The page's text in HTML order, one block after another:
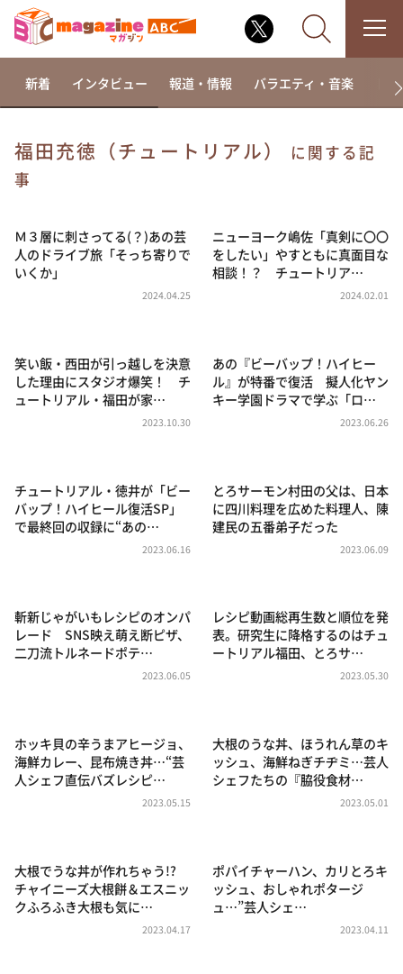
これ余談なんですけど・・・
～人生密着トークバラエティ！～ やすとものいたっ
河合＆A.B.C-Z塚田×福井アナ「なんでやねん！？」
（news おかえり）
DAIGOも台所 ～きょうの献立 何にする？～
教えて！ニュースライブ 正義のミカタ
ＬＩＦＥ～夢のカタチ～
ザキ山小屋本館
ぺこぱのまるスポ
新着 インタビュー 報道・情報 バラエティ・音楽 ド
福田充徳（チュートリアル）
に関する記
事
Ｍ３層に刺さってる(？)あの芸
人のドライブ旅「そっち寄りで
いくか」
2024.04.25
ニューヨーク嶋佐「真剣に〇〇
をしたい」やすともに真面目な
相談！？ チュートリア…
2024.02.01
笑い飯・西田が引っ越しを決意
した理由にスタジオ爆笑！ チ
ュートリアル・福田が家…
2023.10.30
あの『ビーバップ！ハイヒー
ル』が特番で復活 擬人化ヤン
キー学園ドラマで学ぶ「ロ…
2023.06.26
チュートリアル・徳井が「ビー
バップ！ハイヒール復活SP」
で最終回の収録に“あの…
2023.06.16
とろサーモン村田の父は、日本
に四川料理を広めた料理人、陳
建民の五番弟子だった
2023.06.09
斬新じゃがいもレシピのオンパ
レード SNS映え萌え断ピザ、
二刀流トルネードポテ…
2023.06.05
レシピ動画総再生数と順位を発
表。研究生に降格するのはチュ
ートリアル福田、とろサ…
2023.05.30
ホッキ貝の辛うまアヒージョ、
海鮮カレー、昆布焼き丼…“芸
人シェフ直伝バズレシピ…
2023.05.15
大根のうな丼、ほうれん草のキ
ッシュ、海鮮ねぎチヂミ…芸人
シェフたちの『脇役食材…
2023.05.01
大根でうな丼が作れちゃう!?
チャイニーズ大根餅＆エスニッ
クふろふき大根も気に…
2023.04.17
ポパイチャーハン、カリとろキ
ッシュ、おしゃれポタージ
ュ…”芸人シェ…
2023.04.11